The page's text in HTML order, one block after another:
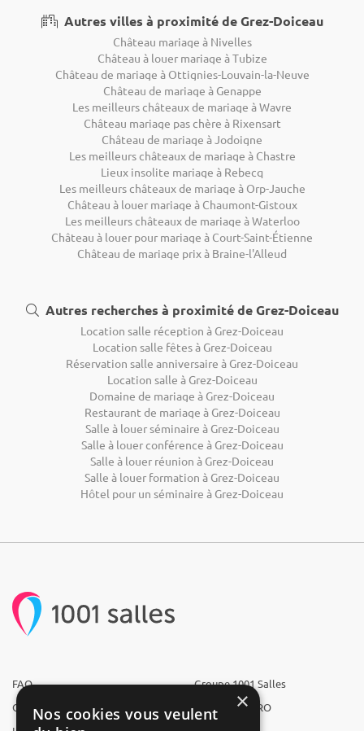
Autres villes à proximité de Grez-Doiceau
Château mariage à Nivelles
Château à louer mariage à Tubize
Château de mariage à Ottignies-Louvain-la-Neuve
Château de mariage à Genappe
Les meilleurs châteaux de mariage à Wavre
Château mariage pas chère à Rixensart
Château de mariage à Jodoigne
Les meilleurs châteaux de mariage à Chastre
Lieux insolite mariage à Rebecq
Les meilleurs châteaux de mariage à Orp-Jauche
Château à louer mariage à Chaumont-Gistoux
Les meilleurs châteaux de mariage à Waterloo
Château à louer pour mariage à Court-Saint-Étienne
Château de mariage prix à Braine-l'Alleud
Autres recherches à proximité de Grez-Doiceau
Location salle réception à Grez-Doiceau
Location salle fêtes à Grez-Doiceau
Réservation salle anniversaire à Grez-Doiceau
Location salle à Grez-Doiceau
Domaine de mariage à Grez-Doiceau
Restaurant de mariage à Grez-Doiceau
Salle à louer séminaire à Grez-Doiceau
Salle à louer conférence à Grez-Doiceau
Salle à louer réunion à Grez-Doiceau
Salle à louer formation à Grez-Doiceau
Hôtel pour un séminaire à Grez-Doiceau
FAQ
Qui sommes-nous ?
Groupe 1001 Salles
1001 Salles PRO
×
Nos cookies vous veulent